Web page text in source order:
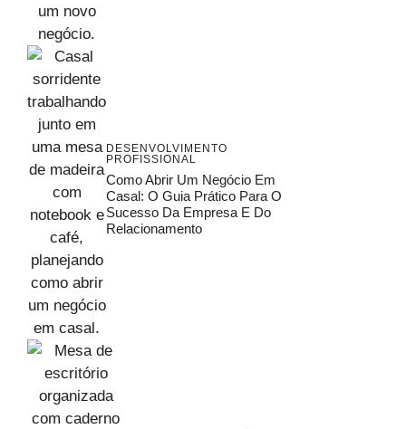
DESENVOLVIMENTO
PROFISSIONAL
Como Abrir Um Negócio Em
Casal: O Guia Prático Para O
Sucesso Da Empresa E Do
Relacionamento